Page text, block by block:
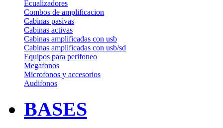
Ecualizadores
Combos de amplificacion
Cabinas pasivas
Cabinas activas
Cabinas amplificadas con usb
Cabinas amplificadas con usb/sd
Equipos para perifoneo
Megafonos
Microfonos y accesorios
Audifonos
BASES